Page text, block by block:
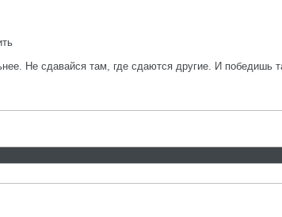
Не сдавайся там, где сдаются другие. И победишь